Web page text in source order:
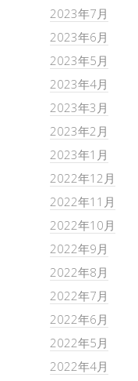
2023年7月
2023年6月
2023年5月
2023年4月
2023年3月
2023年2月
2023年1月
2022年12月
2022年11月
2022年10月
2022年9月
2022年8月
2022年7月
2022年6月
2022年5月
2022年4月